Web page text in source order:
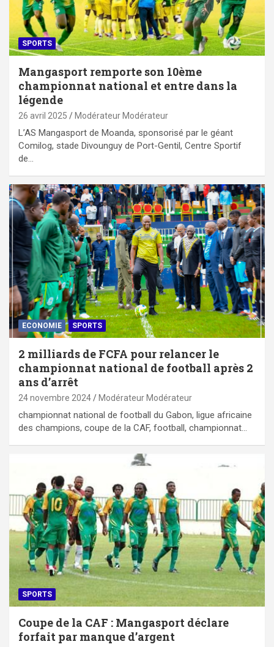
SPORTS
Mangasport remporte son 10ème
championnat national et entre dans la
légende
26 avril 2025 Modérateur Modérateur
L’AS Mangasport de Moanda, sponsorisé par le géant
Comilog, stade Divounguy de Port-Gentil, Centre Sportif
de…
ECONOMIE SPORTS
2 milliards de FCFA pour relancer le
championnat national de football après 2
ans d’arrêt
24 novembre 2024 Modérateur Modérateur
championnat national de football du Gabon, ligue africaine
des champions, coupe de la CAF, football, championnat…
SPORTS
Coupe de la CAF : Mangasport déclare
forfait par manque d’argent